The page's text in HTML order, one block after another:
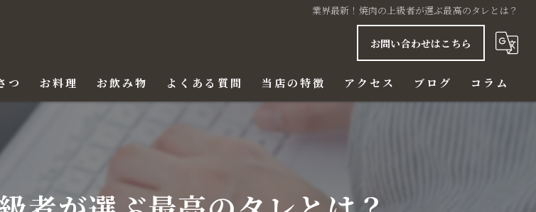
業界最新！焼肉の上級者が選ぶ最高のタレとは？
お問い合わせはこちら
つ お料理 お飲み物 よくある質問 当店の特徴
ご飯
ハラミ
アクセス ブログ コラム